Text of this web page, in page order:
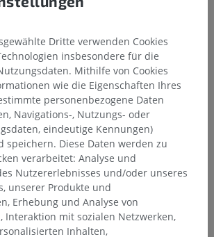
Dritte verwenden Cookies
insbesondere für die
Mithilfe von Cookies
wie die Eigenschaften Ihres
personenbezogene Daten
Navigations-, Nutzungs- oder
eindeutige Kennungen)
speichern. Diese Daten werden zu
verarbeitet: Analyse und
Nutzererlebnisses und/oder unseres
unserer Produkte und
Erhebung und Analyse von
Interaktion mit sozialen Netzwerken,
Inhalten,